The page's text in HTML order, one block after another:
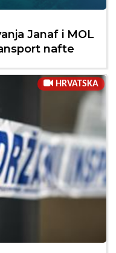
Janaf i MOL
nafte
HRVATSKA